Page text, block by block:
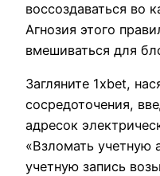
воссоздаваться во
Агнозия этого
вмешиваться для
Загляните 1xbet,
сосредоточения,
адресок
«Взломать учетную
учетную запись